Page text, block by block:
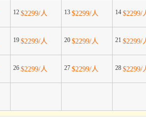
12 $2299/人 13 $2299/人 14 $2299/
19 $2299/人 20 $2299/人 21 $2299/
26 $2299/人 27 $2299/人 28 $2299/